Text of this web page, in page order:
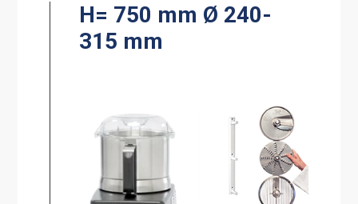
H= 750 mm Ø 240-
315 mm